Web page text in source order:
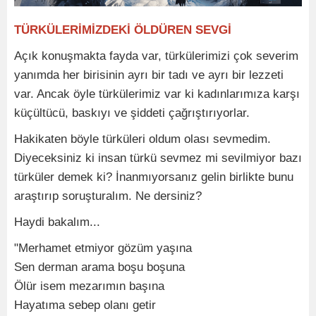
TÜRKÜLERİMİZDEKİ ÖLDÜREN SEVGİ
Açık konuşmakta fayda var, türkülerimizi çok severim
yanımda her birisinin ayrı bir tadı ve ayrı bir lezzeti
var. Ancak öyle türkülerimiz var ki kadınlarımıza karşı
küçültücü, baskıyı ve şiddeti çağrıştırıyorlar.
Hakikaten böyle türküleri oldum olası sevmedim.
Diyeceksiniz ki insan türkü sevmez mi sevilmiyor bazı
türküler demek ki? İnanmıyorsanız gelin birlikte bunu
araştırıp soruşturalım. Ne dersiniz?
Haydi bakalım...
"Merhamet etmiyor gözüm yaşına
Sen derman arama boşu boşuna
Ölür isem mezarımın başına
Hayatıma sebep olanı getir